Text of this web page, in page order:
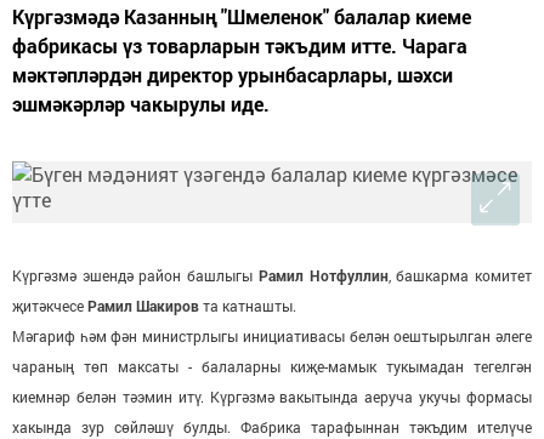
Күргәзмәдә Казанның "Шмеленок" балалар киеме
фабрикасы үз товарларын тәкъдим итте. Чарага
мәктәпләрдән директор урынбасарлары, шәхси
эшмәкәрләр чакырулы иде.
Күргәзмә эшендә район башлыгы Рамил Нотфуллин, башкарма комитет
җитәкчесеРамил Шакировта катнашты.
Мәгариф һәм фән министрлыгы инициативасы белән оештырылган әлеге
чараның төп максаты - балаларны киҗе-мамык тукымадан тегелгән
киемнәр белән тәэмин итү. Күргәзмә вакытында аеруча укучы формасы
хакында зур сөйләшү булды. Фабрика тарафыннан тәкъдим ителүче